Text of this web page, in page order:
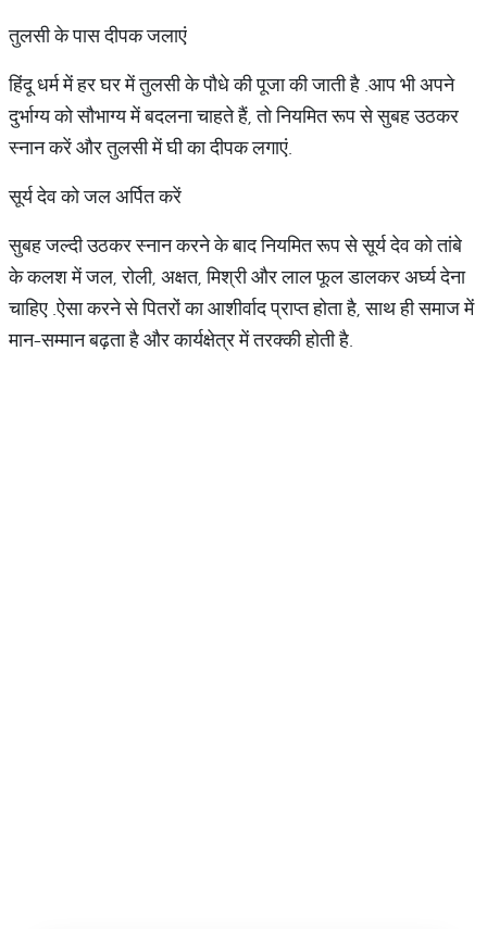
तुलसी के पास दीपक जलाएं
हिंदू धर्म में हर घर में तुलसी के पौधे की पूजा की जाती है .आप भी अपने
दुर्भाग्य को सौभाग्य में बदलना चाहते हैं, तो नियमित रूप से सुबह उठकर
स्नान करें और तुलसी में घी का दीपक लगाएं.
सूर्य देव को जल अर्पित करें
सुबह जल्दी उठकर स्नान करने के बाद नियमित रूप से सूर्य देव को तांबे
के कलश में जल, रोली, अक्षत, मिश्री और लाल फूल डालकर अर्घ्य देना
चाहिए .ऐसा करने से पितरों का आशीर्वाद प्राप्त होता है, साथ ही समाज में
मान-सम्मान बढ़ता है और कार्यक्षेत्र में तरक्की होती है.